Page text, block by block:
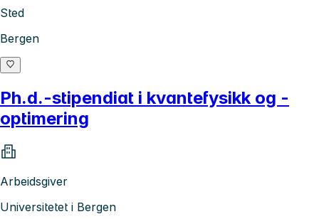
Sted
Bergen
Ph.d.-stipendiat i kvantefysikk og -
optimering
Arbeidsgiver
Universitetet i Bergen